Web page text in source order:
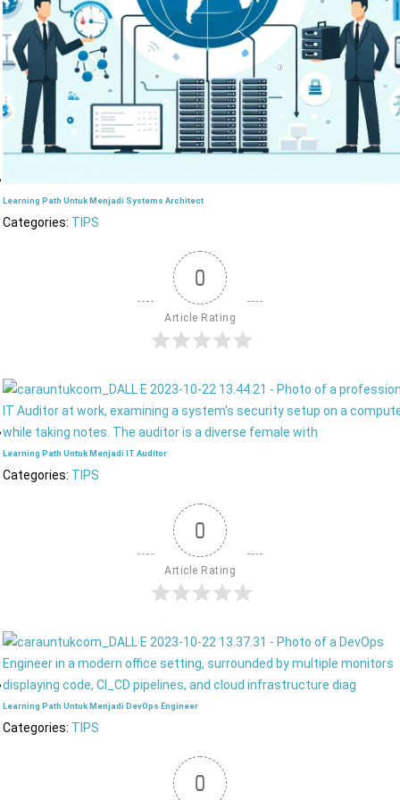
Learning Path Untuk Menjadi Systems Architect
Categories: TIPS
0
Article Rating
Learning Path Untuk Menjadi IT Auditor
Categories: TIPS
0
Article Rating
Learning Path Untuk Menjadi DevOps Engineer
Categories: TIPS
0